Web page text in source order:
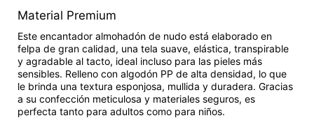
Material Premium
Este encantador almohadón de nudo está elaborado en
felpa de gran calidad, una tela suave, elástica, transpirable
y agradable al tacto, ideal incluso para las pieles más
sensibles. Relleno con algodón PP de alta densidad, lo que
le brinda una textura esponjosa, mullida y duradera. Gracias
a su confección meticulosa y materiales seguros, es
perfecta tanto para adultos como para niños.